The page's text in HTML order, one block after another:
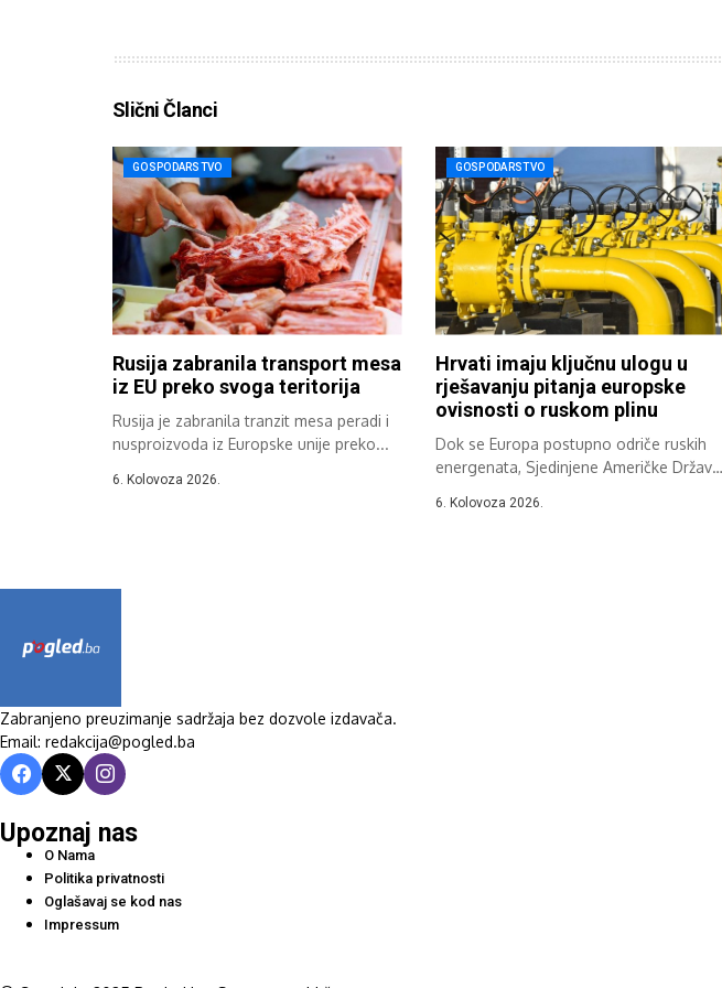
Slični Članci
GOSPODARSTVO
Rusija zabranila transport mesa
iz EU preko svoga teritorija
Rusija je zabranila tranzit mesa peradi i
nusproizvoda iz Europske unije preko...
6. Kolovoza 2026.
GOSPODARSTVO
Hrvati imaju ključnu ulogu u
rješavanju pitanja europske
ovisnosti o ruskom plinu
Dok se Europa postupno odriče ruskih
energenata, Sjedinjene Američke Države
6. Kolovoza 2026.
Zabranjeno preuzimanje sadržaja bez dozvole izdavača.
Email: redakcija@pogled.ba
Upoznaj nas
O Nama
Politika privatnosti
Oglašavaj se kod nas
Impressum